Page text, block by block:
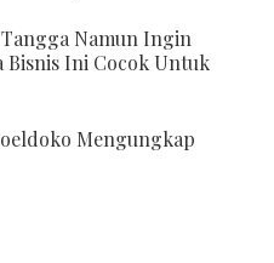
Namun Ingin
Bisnis Ini Cocok Untuk
Mengungkap